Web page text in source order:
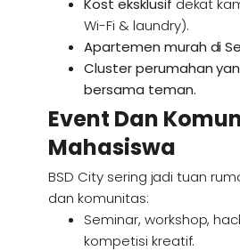
Kost eksklusif dekat
Wi-Fi & laundry).
Apartemen murah di
Cluster perumahan
bersama teman.
Event Dan
Mahasiswa
BSD City sering jadi tuan
dan komunitas:
Seminar, workshop,
kompetisi kreatif.